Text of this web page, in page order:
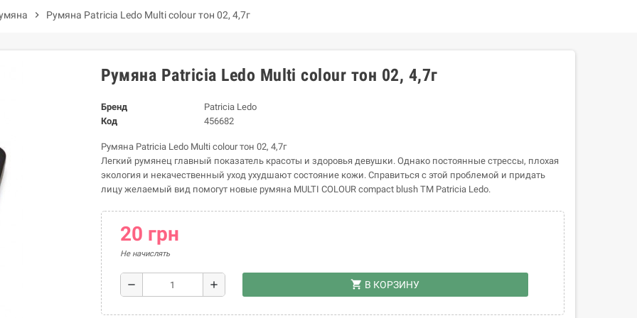
chevron_right Румяна Patricia Ledo Multi colour тон 02, 4,7г
Румяна Patricia Ledo Multi colour тон 02, 4,7г
Бренд
Patricia Ledo
Код
456682
Румяна Patricia Ledo Multi colour тон 02, 4,7г
Легкий румянец главный показатель красоты и здоровья девушки. Однако постоянные стрессы, плохая
экология и некачественный уход ухудшают состояние кожи. Справиться с этой проблемой и придать
лицу желаемый вид помогут новые румяна MULTI COLOUR compact blush ТМ Patricia Ledo.
20 грн
Не начислять
remove add shopping_cart В КОРЗИНУ